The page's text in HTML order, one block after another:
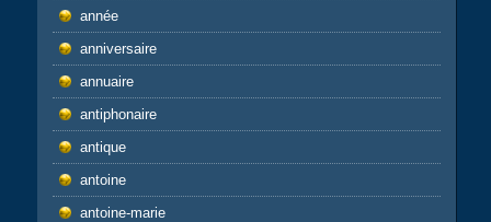
année
anniversaire
annuaire
antiphonaire
antique
antoine
antoine-marie